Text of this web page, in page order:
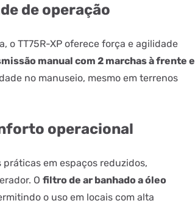
de operação
o TT75R-XP oferece força e agilidade
manual com 2 marchas à frente e
no manuseio, mesmo em terrenos
operacional
em espaços reduzidos,
O filtro de ar banhado a óleo
o uso em locais com alta